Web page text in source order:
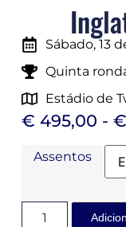
Sábado, 13
Quinta
Estádio de
€ 495,00 - €
Assentos